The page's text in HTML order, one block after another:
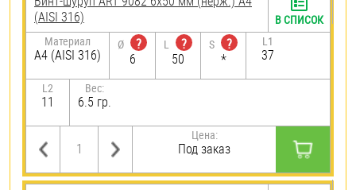
(AISI 316)
Материал
A4 (AISI 316)
Ø
?
6
L
?
50
S
?
*
L1
37
L2
11
Вес:
6.5 гр.
Цена:
Под заказ
В СПИСОК